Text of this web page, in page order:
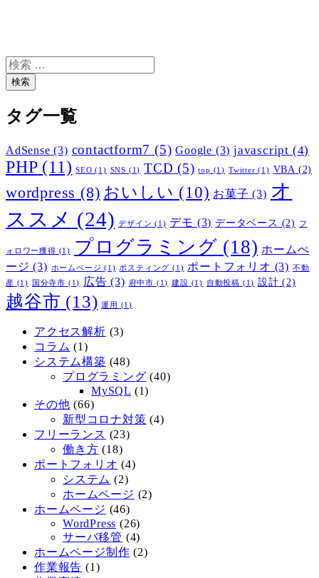
検
索検索
タグ一覧
AdSense (3) contactform7 (5) Google (3) javascript (4)
PHP(11) SEO (1) SNS (1) TCD (5) top (1) Twitter (1) VBA (2)
wordpress (8) おいしい (10) お菓子 (3) オ
ススメ (24) デザイン (1) デモ (3) データベース (2) フ
ォロワー獲得 (1) プログラミング (18) ホームぺ
ージ (3) ホームページ (1) ポスティング (1) ポートフォリオ (3) 不動
産 (1) 国分寺市 (1) 広告 (3) 府中市 (1) 建設 (1) 自動投稿 (1) 設計 (2)
越谷市 (13) 運用 (1)
アクセス解析 (3)
コラム (1)
システム構築 (48)
プログラミング (40)
MySQL (1)
その他 (66)
新型コロナ対策 (4)
フリーランス (23)
働き方 (18)
ポートフォリオ (4)
システム (2)
ホームページ (2)
ホームページ (46)
WordPress (26)
サーバ移管 (4)
ホームページ制作 (2)
作業報告 (1)